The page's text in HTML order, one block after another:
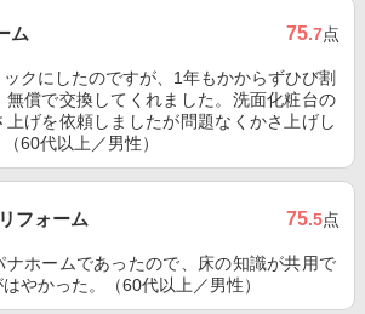
ム 75.7点
クにしたのですが、1年もかからずひび割
無償で交換してくれました。洗面化粧台の
げを依頼しましたが問題なくかさ上げし
60代以上／男性）
フォーム 75.5点
ナホームであったので、床の知識が共用で
やかった。（60代以上／男性）